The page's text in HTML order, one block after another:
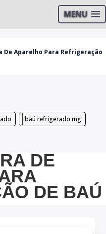
MENU
De Aparelho Para Refrigeração
baú refrigerado mg
DE
DE BAÚ